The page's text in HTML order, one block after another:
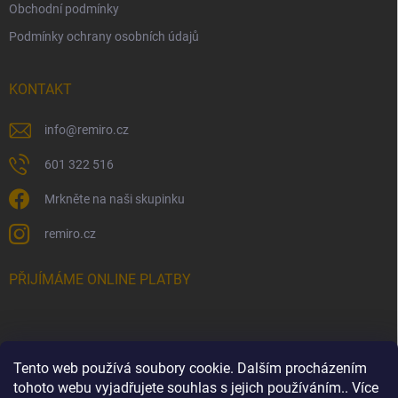
Tento web používá soubory cookie. Dalším procházením
tohoto webu vyjadřujete souhlas s jejich používáním.. Více
Obchodní podmínky
Podmínky ochrany osobních údajů
KONTAKT
info@remiro.cz
601 322 516
Mrkněte na naši skupinku
remiro.cz
PŘIJÍMÁME ONLINE PLATBY
FACEBOOK